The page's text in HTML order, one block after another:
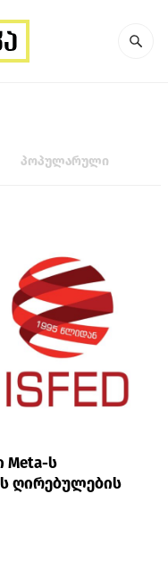
პოპულარული
Meta-ს
ღირებულების